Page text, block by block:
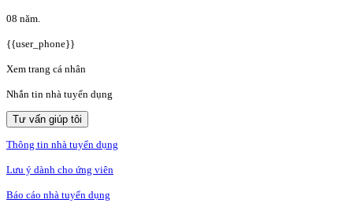
08 năm.
{{user_phone}}
Xem trang cá nhân
Nhắn tin nhà tuyển dụng
Tư vấn giúp tôi
Thông tin nhà tuyển dụng
Lưu ý dành cho ứng viên
Báo cáo nhà tuyển dụng